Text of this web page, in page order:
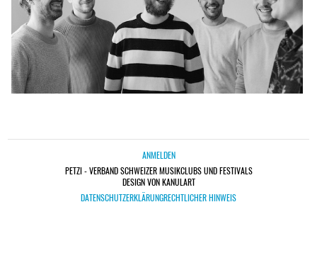
ANMELDEN
PETZI - VERBAND SCHWEIZER MUSIKCLUBS UND FESTIVALS
DESIGN VON KANULART
DATENSCHUTZERKLÄRUNGRECHTLICHER HINWEIS